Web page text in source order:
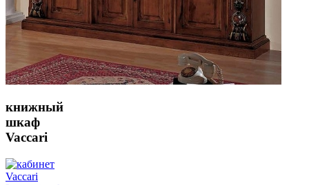
книжный
шкаф
Vaccari